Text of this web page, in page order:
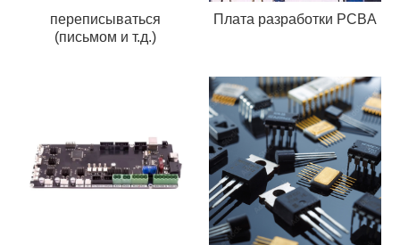
переписываться
(письмом и т.д.)
Плата разработки PCBA